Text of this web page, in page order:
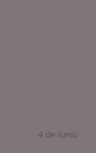
4 de Junio